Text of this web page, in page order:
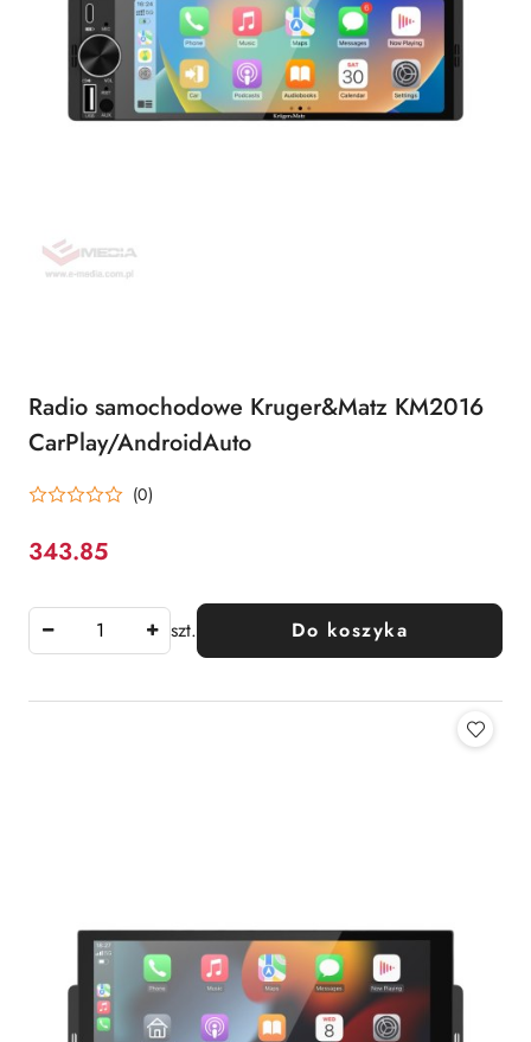
Radio samochodowe Kruger&Matz KM2016
CarPlay/AndroidAuto
(0)
Cena:
343.85
szt. Do koszyka